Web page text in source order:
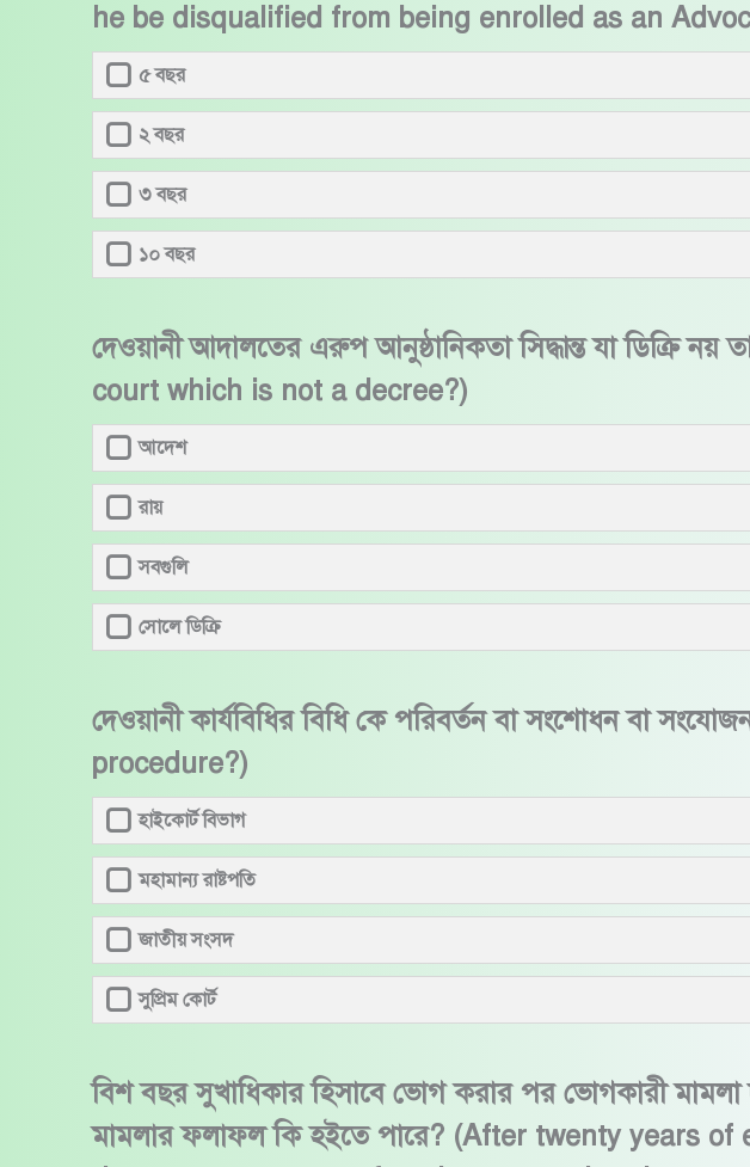
he be disqualified from being enrolled as an
৫ বছর
২ বছর
৩ বছর
১০ বছর
দেওয়ানী আদালতের এরুপ আনুষ্ঠানিকতা সিদ্ধান্ত যা
court which is not a decree?)
আদেশ
রায়
সবগুলি
সোলে ডিক্রি
দেওয়ানী কার্যবিধির বিধি কে পরিবর্তন বা সংশোধন বা
procedure?)
হাইকোর্ট বিভাগ
মহামান্য রাষ্টপতি
জাতীয় সংসদ
সুপ্রিম কোর্ট
বিশ বছর সুখাধিকার হিসাবে ভোগ করার পর ভোগকারী
মামলার ফলাফল কি হইতে পারে? (After twenty years